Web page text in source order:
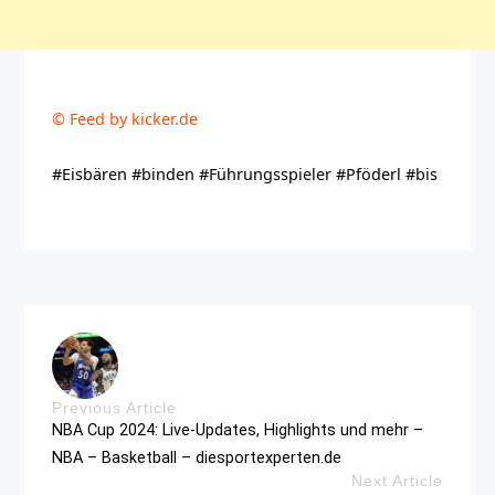
© Feed by kicker.de
#Eisbären #binden #Führungsspieler #Pföderl #bis
Previous Article
NBA Cup 2024: Live-Updates, Highlights und mehr –
NBA – Basketball – diesportexperten.de
Next Article